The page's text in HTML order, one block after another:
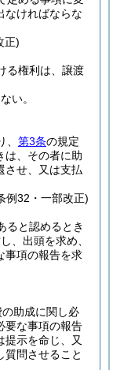
なければならな
正)
る権利は、譲渡
い。
第3条の規定
は、その者に助
させ、又は支払
例32・一部改正)
ると認めるとき
、出頭を求め、
事項の報告を求
助成に関し必
要な事項の報告
提示を命じ、又
質問させること